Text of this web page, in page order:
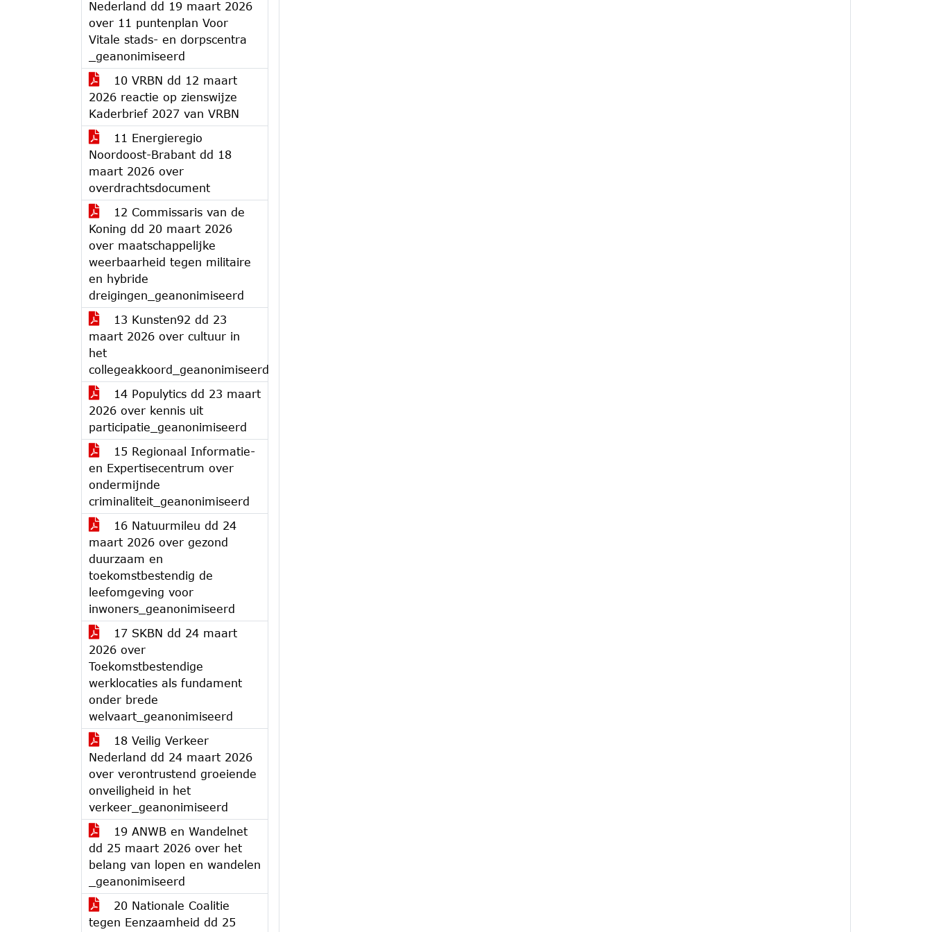
Nederland dd 19 maart 2026
over 11 puntenplan Voor
Vitale stads- en dorpscentra
_geanonimiseerd
10 VRBN dd 12 maart
2026 reactie op zienswijze
Kaderbrief 2027 van VRBN
11 Energieregio
Noordoost-Brabant dd 18
maart 2026 over
overdrachtsdocument
12 Commissaris van de
Koning dd 20 maart 2026
over maatschappelijke
weerbaarheid tegen militaire
en hybride
dreigingen_geanonimiseerd
13 Kunsten92 dd 23
maart 2026 over cultuur in
het
collegeakkoord_geanonimiseerd
14 Populytics dd 23 maart
2026 over kennis uit
participatie_geanonimiseerd
15 Regionaal Informatie-
en Expertisecentrum over
ondermijnde
criminaliteit_geanonimiseerd
16 Natuurmileu dd 24
maart 2026 over gezond
duurzaam en
toekomstbestendig de
leefomgeving voor
inwoners_geanonimiseerd
17 SKBN dd 24 maart
2026 over
Toekomstbestendige
werklocaties als fundament
onder brede
welvaart_geanonimiseerd
18 Veilig Verkeer
Nederland dd 24 maart 2026
over verontrustend groeiende
onveiligheid in het
verkeer_geanonimiseerd
19 ANWB en Wandelnet
dd 25 maart 2026 over het
belang van lopen en wandelen
_geanonimiseerd
20 Nationale Coalitie
tegen Eenzaamheid dd 25